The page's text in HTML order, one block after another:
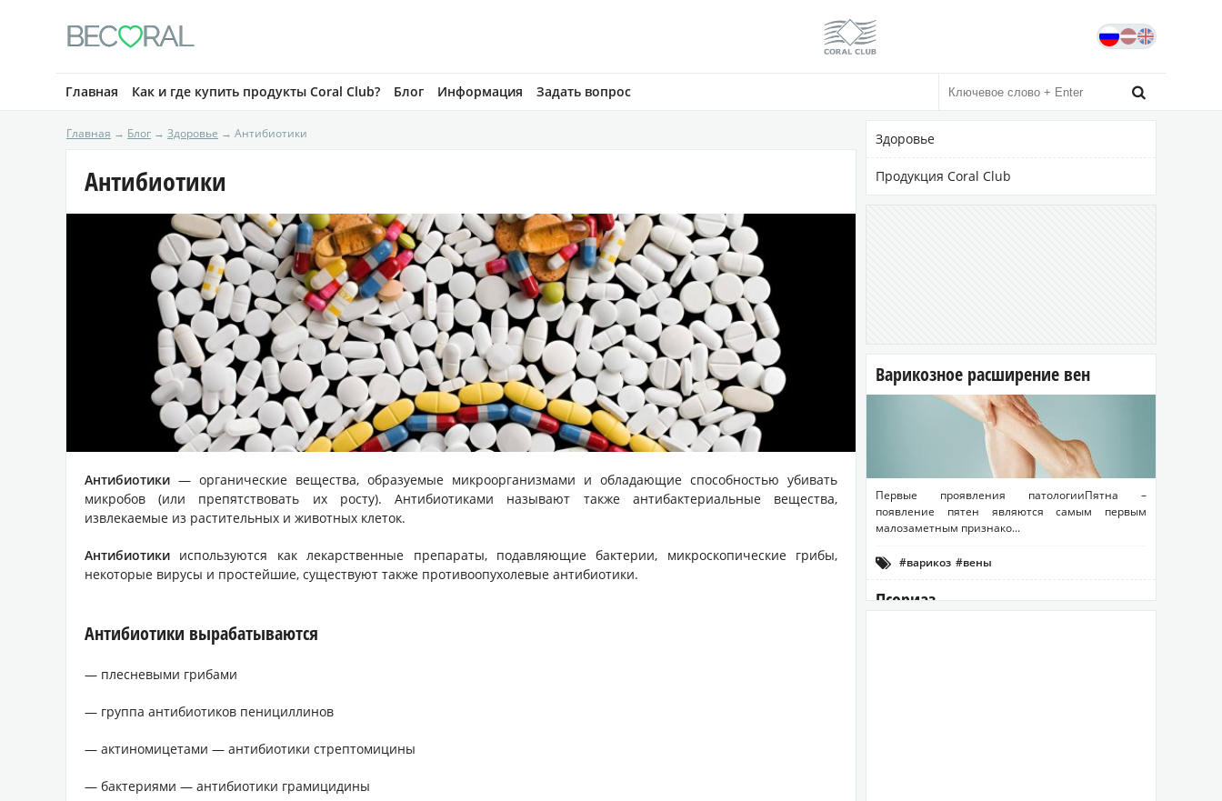
BECRAL
Официальный сайт coral-club.com

Главная Как и где купить продукты Coral Club? Блог Информация Задать вопрос
Здоровье
Продукция Coral Club
Варикозное расширение вен
Первые проявления патологииПятна –
появление пятен являются самым первым
малозаметным признако...
 #варикоз #вены
#укрепить венозную стенку
Псориаз
Главная → Блог → Здоровье → Антибиотики
Антибиотики
Антибиотики — органические вещества, образуемые микроорганизмами и обладающие способностью убивать
микробов (или препятствовать их росту). Антибиотиками называют также антибактериальные вещества,
извлекаемые из растительных и животных клеток.
Антибиотики используются как лекарственные препараты, подавляющие бактерии, микроскопические грибы,
некоторые вирусы и простейшие, существуют также противоопухолевые антибиотики.
Антибиотики вырабатываются
— плесневыми грибами
— группа антибиотиков пенициллинов
— актиномицетами — антибиотики стрептомицины
— бактериями — антибиотики грамицидины